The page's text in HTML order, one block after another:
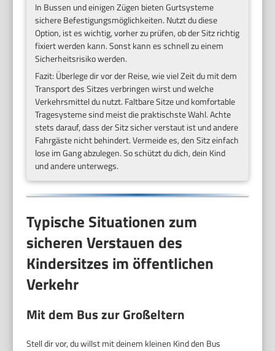
In Bussen und einigen Zügen bieten Gurtsysteme
sichere Befestigungsmöglichkeiten. Nutzt du diese
Option, ist es wichtig, vorher zu prüfen, ob der Sitz richtig
fixiert werden kann. Sonst kann es schnell zu einem
Sicherheitsrisiko werden.
Fazit: Überlege dir vor der Reise, wie viel Zeit du mit dem
Transport des Sitzes verbringen wirst und welche
Verkehrsmittel du nutzt. Faltbare Sitze und komfortable
Tragesysteme sind meist die praktischste Wahl. Achte
stets darauf, dass der Sitz sicher verstaut ist und andere
Fahrgäste nicht behindert. Vermeide es, den Sitz einfach
lose im Gang abzulegen. So schützt du dich, dein Kind
und andere unterwegs.
Typische Situationen zum
sicheren Verstauen des
Kindersitzes im öffentlichen
Verkehr
Mit dem Bus zur Großeltern
Stell dir vor, du willst mit deinem kleinen Kind den Bus